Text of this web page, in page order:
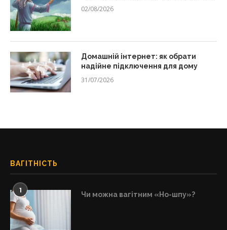
02/08/2026
Домашній інтернет: як обрати
надійне підключення для дому
31/07/2026
ВАГІТНІСТЬ
1 Чи можна вагітним «Но-шпу»?